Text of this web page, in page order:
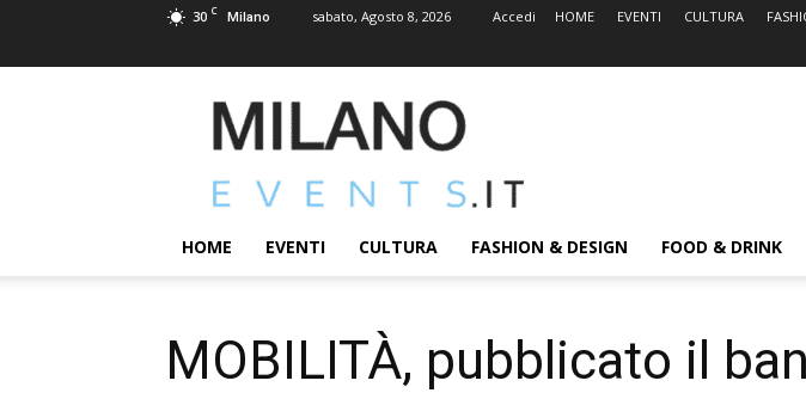
30 C Milano sabato, Agosto 8, 2026 Accedi HOME EVENTI CULTURA
MILANOEVENTS.IT
|
2.0
ed
Eventi
HOME EVENTI CULTURA FASHION & DESIGN FOOD & DRINK
MOBILITÀ, pubblicato il